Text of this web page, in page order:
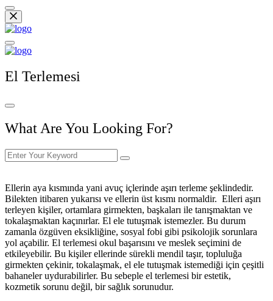
El Terlemesi
What Are You Looking For?
Ellerin aya kısmında yani avuç içlerinde aşırı terleme şeklindedir.
Bilekten itibaren yukarısı ve ellerin üst kısmı normaldir. Elleri aşırı
terleyen kişiler, ortamlara girmekten, başkaları ile tanışmaktan ve
tokalaşmaktan kaçınırlar. El ele tutuşmak istemezler. Bu durum
zamanla özgüven eksikliğine, sosyal fobi gibi psikolojik sorunlara
yol açabilir. El terlemesi okul başarısını ve meslek seçimini de
etkileyebilir. Bu kişiler ellerinde sürekli mendil taşır, topluluğa
girmekten çekinir, tokalaşmak, el ele tutuşmak istemediği için çeşitli
bahaneler uydurabilirler. Bu sebeple el terlemesi bir estetik,
kozmetik sorunu değil, bir sağlık sorunudur.